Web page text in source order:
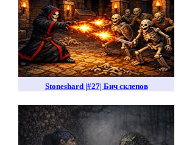
Stoneshard |#27| Бич склепов